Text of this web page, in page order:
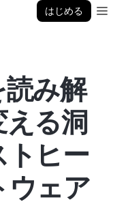
はじめる
み解
える洞
トヒー
ウェア